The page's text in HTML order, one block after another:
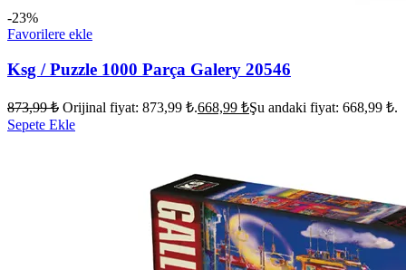
-23%
Favorilere ekle
Ksg / Puzzle 1000 Parça Galery 20546
873,99₺ Orijinal fiyat: 873,99 ₺.668,99 ₺Şu andaki fiyat: 668,99 ₺.
Sepete Ekle